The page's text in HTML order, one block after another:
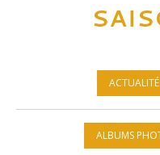
ALBUMS